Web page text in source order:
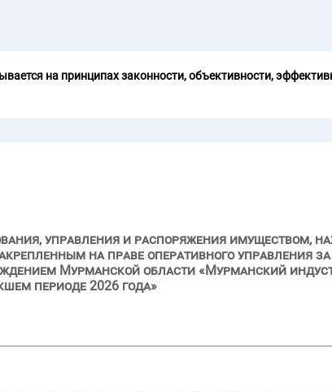
на принципах законности, объективности,
управления и распоряжения имуществом,
на праве оперативного управления
Мурманской области «Мурманский
периоде 2026 года»